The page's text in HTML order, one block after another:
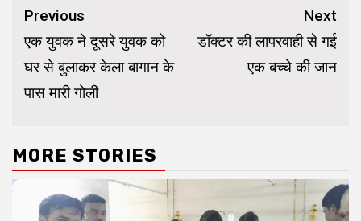
Continue
Reading
Previous
एक युवक ने दूसरे युवक को
घर से बुलाकर केला बागान के
पास मारी गोली
Next
डॉक्टर की लापरवाही से गई
एक बच्चे की जान
MORE STORIES